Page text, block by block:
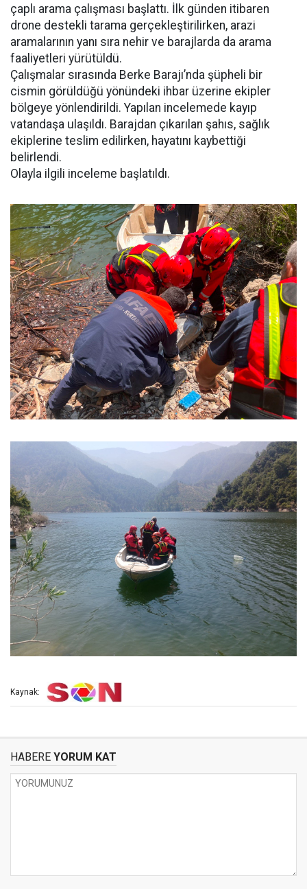
çaplı arama çalışması başlattı. İlk günden itibaren
drone destekli tarama gerçekleştirilirken, arazi
aramalarının yanı sıra nehir ve barajlarda da arama
faaliyetleri yürütüldü.
Çalışmalar sırasında Berke Barajı’nda şüpheli bir
cismin görüldüğü yönündeki ihbar üzerine ekipler
bölgeye yönlendirildi. Yapılan incelemede kayıp
vatandaşa ulaşıldı. Barajdan çıkarılan şahıs, sağlık
ekiplerine teslim edilirken, hayatını kaybettiği
belirlendi.
Olayla ilgili inceleme başlatıldı.
Kaynak:
HABERE YORUM KAT